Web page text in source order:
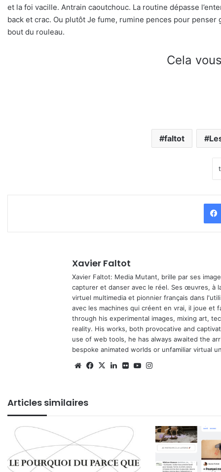
et la foi vacille. Antrain caoutchouc. La routine dépasse
back et crac. Ou plutôt Je fume, rumine pences pour penser
bout du rouleau.
Cela
faltot
Xavier Faltot
Xavier Faltot: Media Mutant, brille par ses
capturer et danser avec le réel. Ses œuvres, à
virtuel multimedia et pionnier français dans
avec les machines qui créent en vrai, il joue et
through his experimental images, mixing art,
reality. His works, both provocative and
use of web tools, he has always awaited the
bespoke animated worlds or unfamiliar virtual
WebsiteFacebook
X Linkedin
FlickrYouTube
Articles similaires